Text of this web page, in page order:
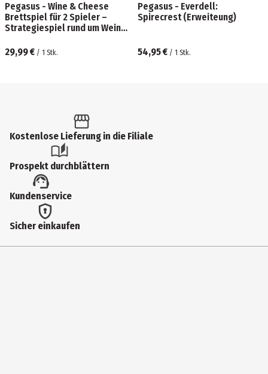
Pegasus - Wine & Cheese
Brettspiel für 2 Spieler –
Strategiespiel rund um Wein-
Jahren
29,99 € / 1 Stk.
Pegasus - Everdell:
Spirecrest (Erweiteung)
54,95 € / 1 Stk.
Kostenlose Lieferung in die Filiale
Prospekt durchblättern
Kundenservice
Sicher einkaufen